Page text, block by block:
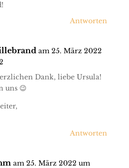
Antworten
am 25. März 2022
Dank, liebe Ursula!
uns 😉
Antworten
am 25. März 2022 um